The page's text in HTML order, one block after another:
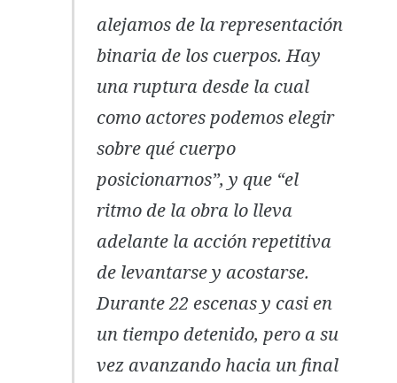
alejamos de la representación
binaria de los cuerpos. Hay
una ruptura desde la cual
como actores podemos elegir
sobre qué cuerpo
posicionarnos”, y que “el
ritmo de la obra lo lleva
adelante la acción repetitiva
de levantarse y acostarse.
Durante 22 escenas y casi en
un tiempo detenido, pero a su
vez avanzando hacia un final